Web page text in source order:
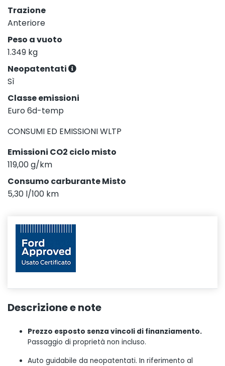
Trazione
Anteriore
Peso a vuoto
1.349 kg
Neopatentati
Sì
Classe emissioni
Euro 6d-temp
CONSUMI ED EMISSIONI WLTP
Emissioni CO2 ciclo misto
119,00 g/km
Consumo carburante Misto
5,30 l/100 km
Descrizione e note
Prezzo esposto senza vincoli di finanziamento.
Passaggio di proprietà non incluso.
Auto guidabile da neopatentati. In riferimento al